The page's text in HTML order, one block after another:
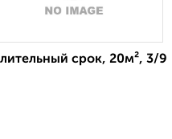
срок, 20м², 3/9